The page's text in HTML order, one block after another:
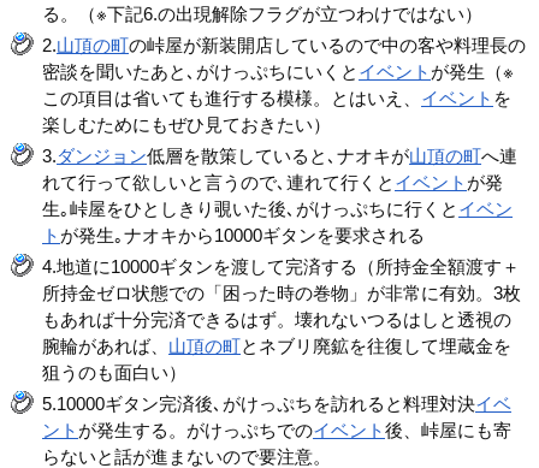
る。（※下記6.の出現解除フラグが立つわけではない）
2.山頂の町の峠屋が新装開店しているので中の客や料理長の
密談を聞いたあと､がけっぷちにいくと イベント が発生（※
この項目は省いても進行する模様。とはいえ、 イベント を
楽しむためにもぜひ見ておきたい）
3.ダンジョン低層を散策していると､ナオキが山頂の町へ連
れて行って欲しいと言うので､連れて行くと イベント が発
生｡峠屋をひとしきり覗いた後､がけっぷちに行くと イベン
ト が発生｡ナオキから10000ギタンを要求される
4.地道に10000ギタンを渡して完済する（所持金全額渡す＋
所持金ゼロ状態での「困った時の巻物」が非常に有効。3枚
もあれば十分完済できるはず。壊れないつるはしと透視の
腕輪があれば、 山頂の町とネブリ廃鉱を往復して埋蔵金を
狙うのも面白い）
5.10000ギタン完済後､がけっぷちを訪れると料理対決イベ
ント が発生する。がけっぷちでのイベント後、峠屋にも寄
らないと話が進まないので要注意。